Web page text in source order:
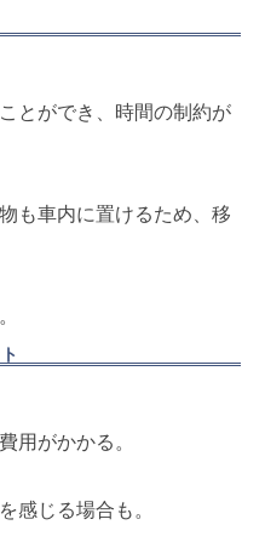
とができ、時間の制約が
も車内に置けるため、移
用がかかる。
感じる場合も。